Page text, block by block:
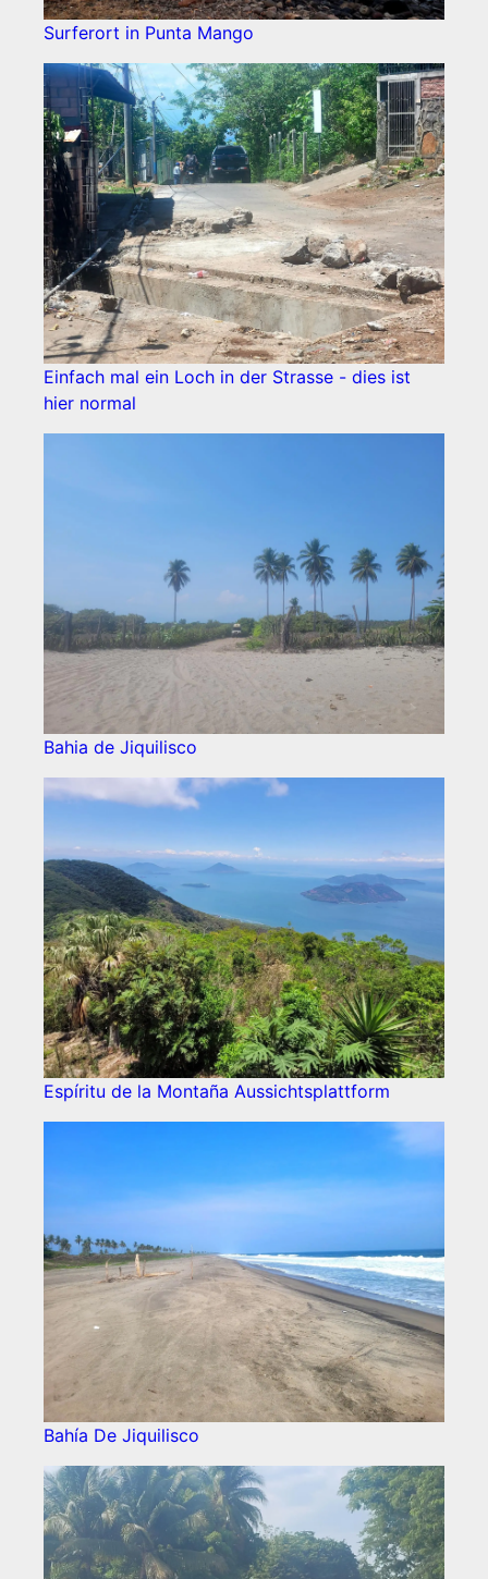
Surferort in Punta Mango
Einfach mal ein Loch in der Strasse - dies ist
hier normal
Bahia de Jiquilisco
Espíritu de la Montaña Aussichtsplattform
Bahía De Jiquilisco